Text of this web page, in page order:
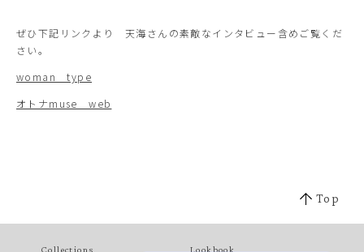
ぜひ下記リンクより 天海さんの素敵なインタビュー含めご覧くだ
さい。
woman type
オトナmuse web
Top
Collections
Lookbook